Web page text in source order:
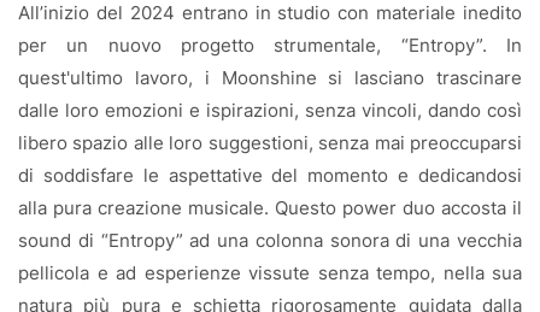
All’inizio del 2024 entrano in studio con materiale inedito
per un nuovo progetto strumentale, “Entropy”. In
quest'ultimo lavoro, i Moonshine si lasciano trascinare
dalle loro emozioni e ispirazioni, senza vincoli, dando così
libero spazio alle loro suggestioni, senza mai preoccuparsi
di soddisfare le aspettative del momento e dedicandosi
alla pura creazione musicale. Questo power duo accosta il
sound di “Entropy” ad una colonna sonora di una vecchia
pellicola e ad esperienze vissute senza tempo, nella sua
natura più pura e schietta rigorosamente guidata dalla